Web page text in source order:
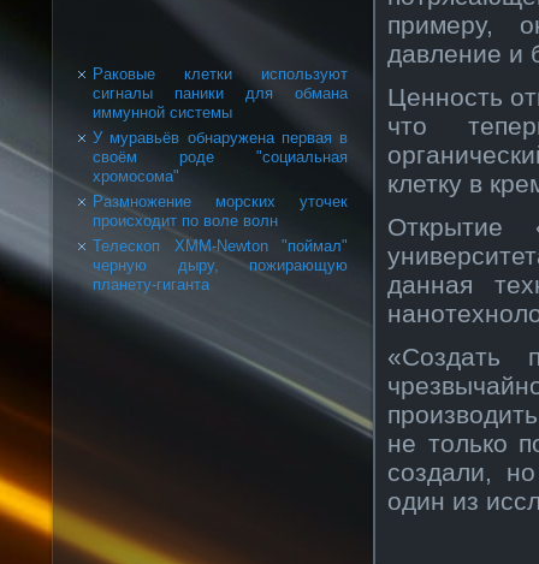
Раковые клетки используют
сигналы паники для обмана
иммунной системы
У муравьёв обнаружена первая в
своём роде "социальная
хромосома"
Размножение морских уточек
происходит по воле волн
Телескоп XMM-Newton "поймал"
черную дыру, пожирающую
планету-гиганта
примеру,
давление и
Ценность
что
клетку в
Открытие
данная
«Создать
не только
создали,
один из